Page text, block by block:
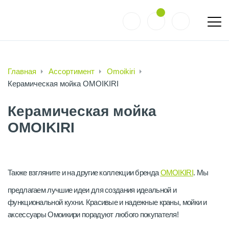
Главная Ассортимент
Omoikiri
Керамическая мойка OMOIKIRI
Керамическая мойка
OMOIKIRI
Также взгляните и на другие коллекции брендаOMOIKIRI. Мы
предлагаем лучшие идеи для создания идеальной и
функциональной кухни. Красивые и надежные краны, мойки и
аксессуары Омоикири порадуют любого покупателя!